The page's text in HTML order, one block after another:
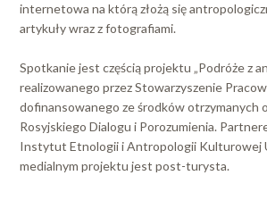
internetowa na którą złożą się
artykuły wraz z fotografiami.
Spotkanie jest częścią projektu „Podróże z
realizowanego przez Stowarzyszenie
dofinansowanego ze środków otrzymanych
Rosyjskiego Dialogu i Porozumienia.
Instytut Etnologii i Antropologii Kulturowej
medialnym projektu jest post-turysta.